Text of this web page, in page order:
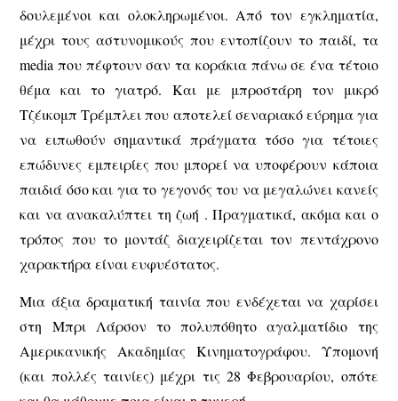
δουλεμένοι και ολοκληρωμένοι. Από τον εγκληματία,
μέχρι τους αστυνομικούς που εντοπίζουν το παιδί, τα
media που πέφτουν σαν τα κοράκια πάνω σε ένα τέτοιο
θέμα και το γιατρό. Και με μπροστάρη τον μικρό
Τζέικομπ Τρέμπλει που αποτελεί σεναριακό εύρημα για
να ειπωθούν σημαντικά πράγματα τόσο για τέτοιες
επώδυνες εμπειρίες που μπορεί να υποφέρουν κάποια
παιδιά όσο και για το γεγονός του να μεγαλώνει κανείς
και να ανακαλύπτει τη ζωή . Πραγματικά, ακόμα και ο
τρόπος που το μοντάζ διαχειρίζεται τον πεντάχρονο
χαρακτήρα είναι ευφυέστατος.
Μια άξια δραματική ταινία που ενδέχεται να χαρίσει
στη Μπρι Λάρσον το πολυπόθητο αγαλματίδιο της
Αμερικανικής Ακαδημίας Κινηματογράφου. Υπομονή
(και πολλές ταινίες) μέχρι τις 28 Φεβρουαρίου, οπότε